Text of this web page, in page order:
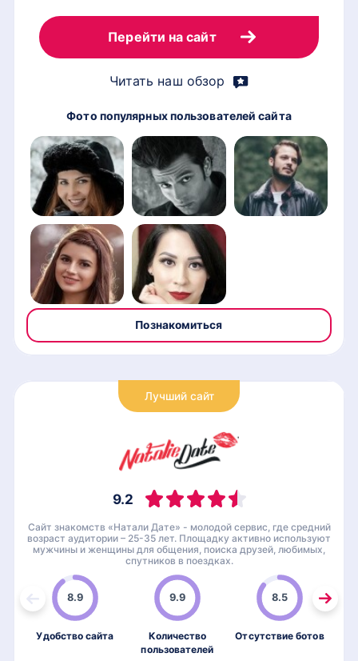
Перейти на сайт
Читать наш обзор
Фото популярных пользователей сайта
Познакомиться
Лучший сайт
Сайт знакомств «Натали Дате» - молодой сервис, где средний
возраст аудитории – 25-35 лет. Площадку активно используют
мужчины и женщины для общения, поиска друзей, любимых,
спутников в поездках.
8.9
Удобство сайта
9.9
Количество
пользователей
8.5
Отсутствие ботов
9.2